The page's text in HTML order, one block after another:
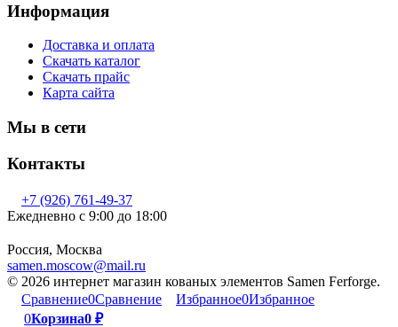
Информация
Доставка и оплата
Скачать каталог
Скачать прайс
Карта сайта
Мы в сети
Контакты
+7 (926) 761-49-37
Ежедневно с 9:00 до 18:00
Россия, Москва
samen.moscow@mail.ru
© 2026 интернет магазин кованых элементов Samen Ferforge.
Сравнение0Сравнение Избранное0Избранное
0Корзина0 ₽